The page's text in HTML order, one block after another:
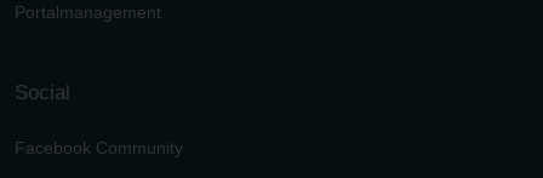
Portalmanagement
Social
Facebook Community